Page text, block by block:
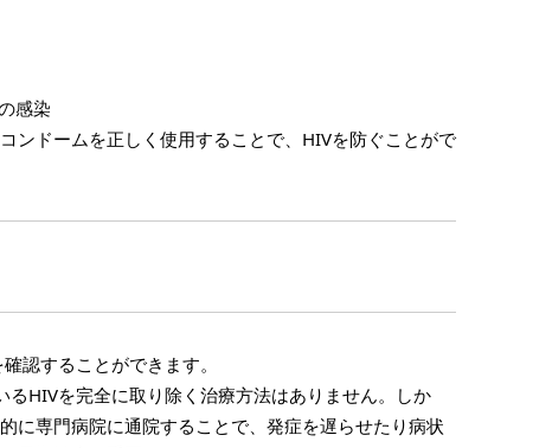
感染
ンドームを正しく使用することで、HIVを防ぐことがで
認することができます。
HIVを完全に取り除く治療方法はありません。しか
に専門病院に通院することで、発症を遅らせたり病状